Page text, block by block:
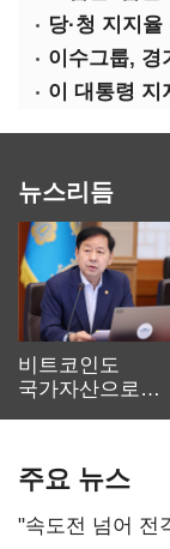
당·청 지지
뉴스리듬
비트코인도
국가자산으로…'
주요 뉴스
"속도전 넘어 전